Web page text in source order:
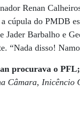
Renan
cúpula do PMDB
Jader Barbalho e
“Nada disso!
procurava o
Câmara, Inicêncio